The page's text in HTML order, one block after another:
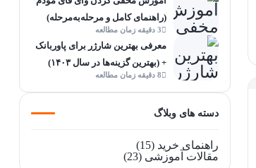
(راهنمای کامل و مرحله‌به‌مرحله)
3 دقیقه زمان مطالعه
معرفی بهترین شارژر برای پاوربانک
+ (بهترین گزینه‌ها در سال ۱۴۰۳)
8 دقیقه زمان مطالعه
دسته های وبلاگ
راهنمای خرید (15)
مقالات آموزشی (23)